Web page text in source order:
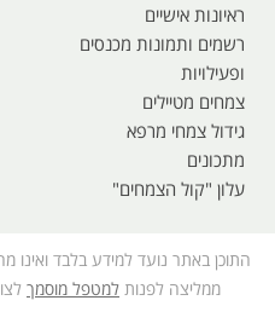
ראיונות אישיים
רשמים ותמונות מכנסים
ופעילויות
צמחים מטיילים
גידול צמחי מרפא
מתכונים
עלון "קול הצמחים"
התוכן באתר נועד למידע בלבד ואינו
ממליצה לפנות למטפל מוסמך